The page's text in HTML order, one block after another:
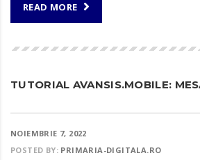
READ MORE
TUTORIAL AVANSIS.MOBILE:
NOIEMBRIE 7, 2022
POSTED BY: PRIMARIA-DIGITALA.RO